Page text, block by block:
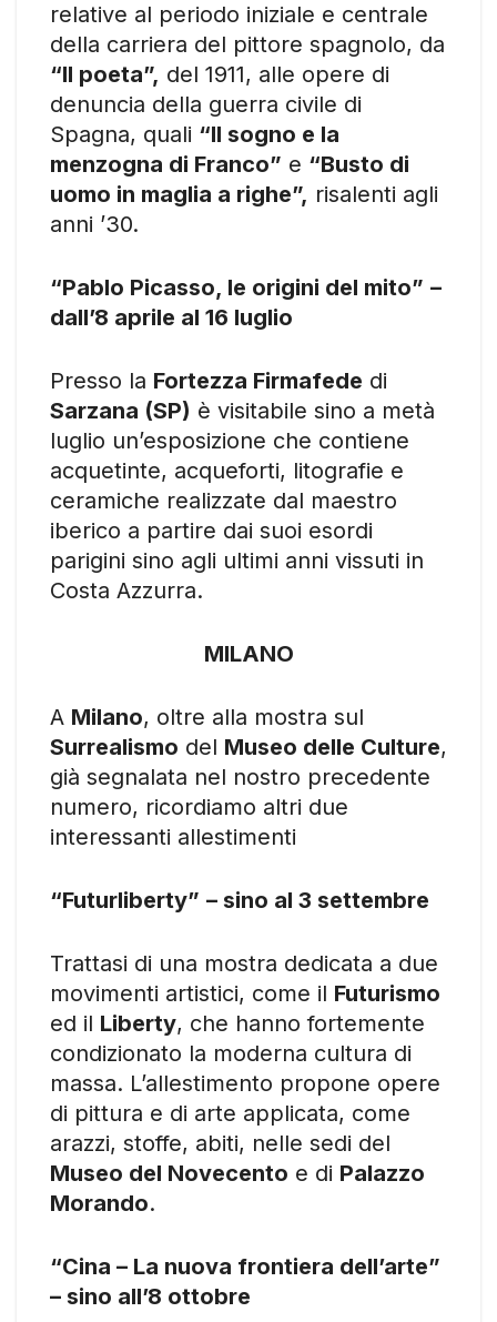
relative al periodo iniziale e centrale
della carriera del pittore spagnolo, da
“Il poeta”, del 1911, alle opere di
denuncia della guerra civile di
Spagna, quali “Il sogno e la
menzogna di Franco” e “Busto di
uomo in maglia a righe”, risalenti agli
anni ’30.
“Pablo Picasso, le origini del mito” –
dall’8 aprile al 16 luglio
Presso la Fortezza Firmafede di
Sarzana (SP) è visitabile sino a metà
luglio un’esposizione che contiene
acquetinte, acqueforti, litografie e
ceramiche realizzate dal maestro
iberico a partire dai suoi esordi
parigini sino agli ultimi anni vissuti in
Costa Azzurra.
MILANO
A Milano, oltre alla mostra sul
Surrealismo del Museo delle Culture,
già segnalata nel nostro precedente
numero, ricordiamo altri due
interessanti allestimenti
“Futurliberty” – sino al 3 settembre
Trattasi di una mostra dedicata a due
movimenti artistici, come il Futurismo
ed il Liberty, che hanno fortemente
condizionato la moderna cultura di
massa. L’allestimento propone opere
di pittura e di arte applicata, come
arazzi, stoffe, abiti, nelle sedi del
Museo del Novecento e di Palazzo
Morando.
“Cina – La nuova frontiera dell’arte”
– sino all’8 ottobre